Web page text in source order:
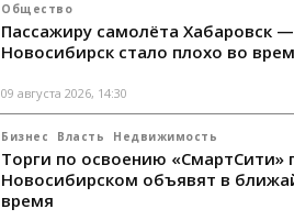
Общество
Пассажиру самолёта Хабаровск —
Новосибирск стало плохо во
09 августа 2026, 14:30
Бизнес Власть Недвижимость
Торги по освоению «СмартСити»
Новосибирском объявят в
время